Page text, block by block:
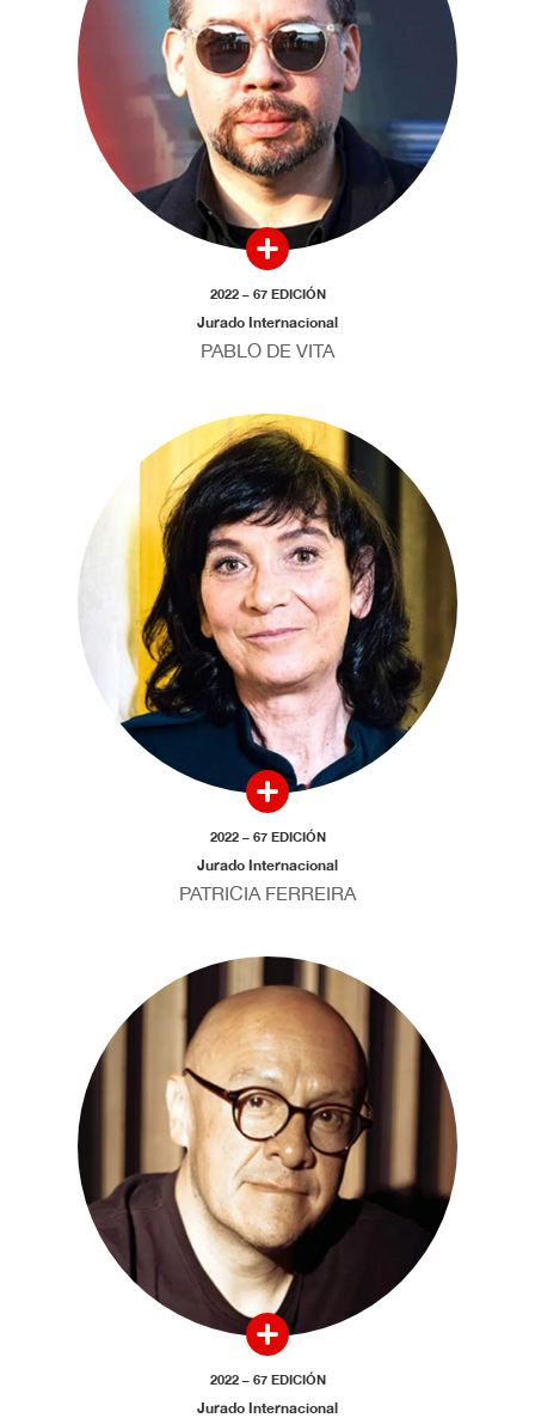
2022 – 67 EDICIÓN
Jurado Internacional
PABLO DE VITA
2022 – 67 EDICIÓN
Jurado Internacional
PATRICIA FERREIRA
2022 – 67 EDICIÓN
Jurado Internacional